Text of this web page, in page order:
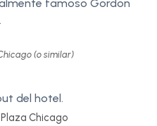
famoso Gordon
(o similar)
del hotel.
Plaza Chicago